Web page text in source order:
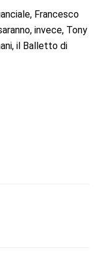
Francesco
invece, Tony
il Balletto di